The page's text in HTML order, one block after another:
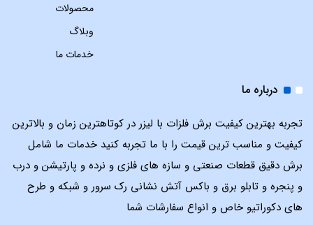
محصولات
وبلاگ
خدمات ما
درباره ما
تجربه بهترین کیفیت برش فلزات با لیزر در کوتاهترین زمان و بالاترین
کیفیت و مناسب ترین قیمت را با ما تجربه کنید خدمات ما شامل
برش دقیق قطعات صنعتی و سازه های فلزی و نرده و پارتیشن و درب
و پنجره و تابلو برق و باکس آتش نشانی رک سرور و شبکه و طرح
های دکوراتیو خاص و انواع سفارشات شما